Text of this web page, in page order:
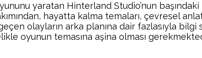
yaratan Hinterland Studio’nun
hayatta kalma temaları, çevresel
olayların arka planına dair fazlasıyla
oyunun temasına aşina olması